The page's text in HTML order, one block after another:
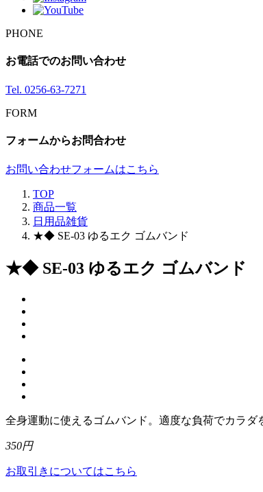
PHONE
お電話でのお問い合わせ
Tel. 0256-63-7271
FORM
フォームからお問合わせ
お問い合わせフォームはこちら
TOP
商品一覧
日用品雑貨
★◆ SE-03 ゆるエク ゴムバンド
★◆ SE-03 ゆるエク ゴムバンド
全身運動に使えるゴムバンド。適度な負荷でカラ
350円
お取引きについてはこちら